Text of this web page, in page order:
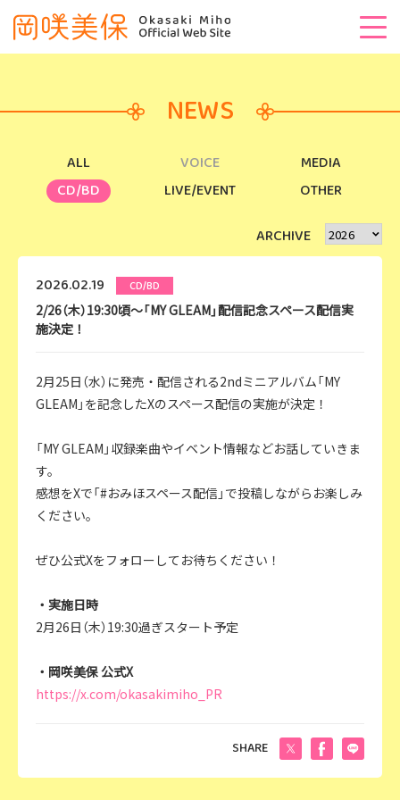
NEWS
ALL VOICE
MEDIA
CD/BD
LIVE/EVENT OTHER
ARCHIVE
2026.02.19 CD/BD
2/26（木）19:30頃～「MY GLEAM」配信記念スペース配信実
施決定！
2月25日（水）に発売・配信される2ndミニアルバム「MY
GLEAM」を記念したXのスペース配信の実施が決定！
「MY GLEAM」収録楽曲やイベント情報などお話していきま
す。
感想をXで「#おみほスペース配信」で投稿しながらお楽しみ
ください。
ぜひ公式Xをフォローしてお待ちください！
・実施日時
2月26日（木）19:30過ぎスタート予定
・岡咲美保 公式X
https://x.com/okasakimiho_PR
SHARE